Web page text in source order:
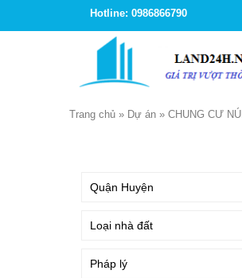
Hotline: 0986866790
Trang chủ » Dự án » CHUNG CƯ